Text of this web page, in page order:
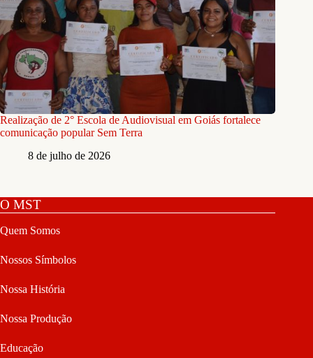
Realização de 2° Escola de Audiovisual em Goiás fortalece
comunicação popular Sem Terra
8 de julho de 2026
O MST
Quem Somos
Nossos Símbolos
Nossa História
Nossa Produção
Educação